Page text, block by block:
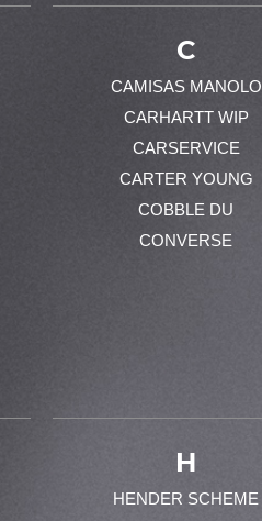
C
CAMISAS MANOLO
CARHARTT WIP
CARSERVICE
CARTER YOUNG
COBBLE DU
CONVERSE
H
HENDER SCHEME